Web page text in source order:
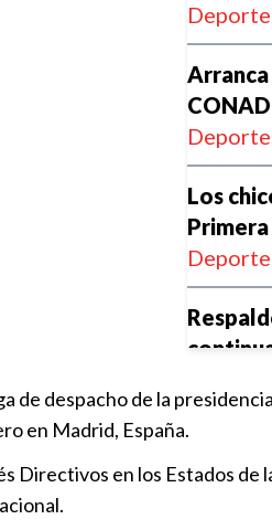
Los
FPM en
fue
de despacho de la
en Madrid, España.
en los Estados de